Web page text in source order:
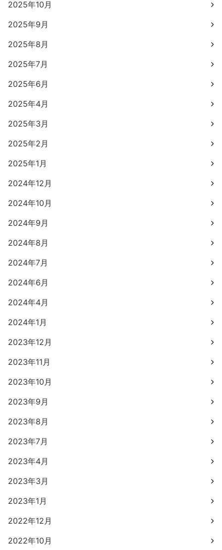
2025年10月
2025年9月
2025年8月
2025年7月
2025年6月
2025年4月
2025年3月
2025年2月
2025年1月
2024年12月
2024年10月
2024年9月
2024年8月
2024年7月
2024年6月
2024年4月
2024年1月
2023年12月
2023年11月
2023年10月
2023年9月
2023年8月
2023年7月
2023年4月
2023年3月
2023年1月
2022年12月
2022年10月